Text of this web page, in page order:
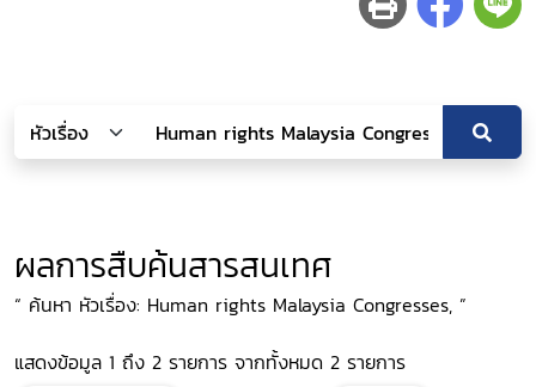
ผลการสืบค้นสารสนเทศ
“ ค้นหา หัวเรื่อง: Human rights Malaysia Congresses, ”
แสดงข้อมูล 1 ถึง 2 รายการ จากทั้งหมด 2 รายการ